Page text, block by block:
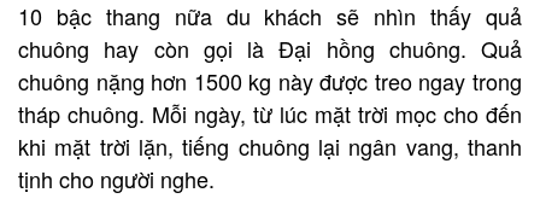
10 bậc thang nữa du khách sẽ nhìn thấy quả
chuông hay còn gọi là Đại hồng chuông. Quả
chuông nặng hơn 1500 kg này được treo ngay trong
tháp chuông. Mỗi ngày, từ lúc mặt trời mọc cho đến
khi mặt trời lặn, tiếng chuông lại ngân vang, thanh
tịnh cho người nghe.